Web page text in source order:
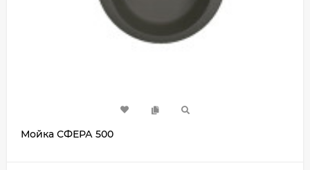
Мойка СФЕРА 500